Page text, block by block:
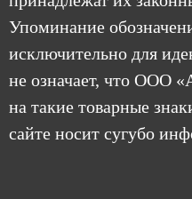
Упоминание
исключительно для
не означает, что ООО
на такие товарные
сайте носит сугубо